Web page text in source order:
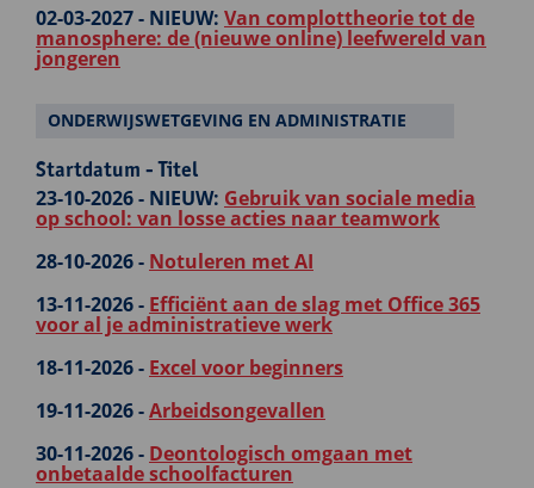
02-03-2027 - NIEUW: Van complottheorie tot de
manosphere: de (nieuwe online) leefwereld van
jongeren
ONDERWIJSWETGEVING EN ADMINISTRATIE
Startdatum - Titel
23-10-2026 - NIEUW: Gebruik van sociale media
op school: van losse acties naar teamwork
28-10-2026 - Notuleren met AI
13-11-2026 - Efficiënt aan de slag met Office 365
voor al je administratieve werk
18-11-2026 - Excel voor beginners
19-11-2026 -Arbeidsongevallen
30-11-2026 - Deontologisch omgaan met
onbetaalde schoolfacturen